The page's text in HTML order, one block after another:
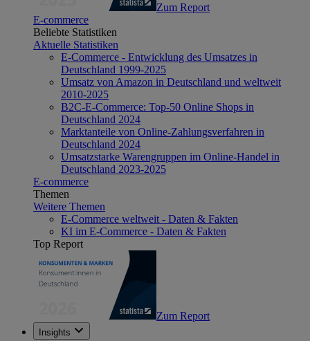
Zum Report
E-commerce
Beliebte Statistiken
Aktuelle Statistiken
E-Commerce - Entwicklung des Umsatzes in
Deutschland 1999-2025
Umsatz von Amazon in Deutschland und weltweit
2010-2025
B2C-E-Commerce: Top-50 Online Shops in
Deutschland 2024
Marktanteile von Online-Zahlungsverfahren in
Deutschland 2024
Umsatzstarke Warengruppen im Online-Handel in
Deutschland 2023-2025
E-commerce
Themen
Weitere Themen
E-Commerce weltweit - Daten & Fakten
KI im E-Commerce - Daten & Fakten
Top Report
Zum Report
Insights